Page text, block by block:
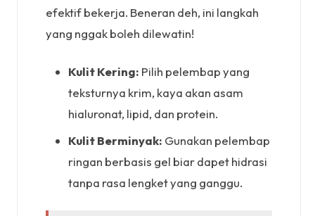
efektif bekerja. Beneran deh, ini langkah
yang nggak boleh dilewatin!
Kulit Kering: Pilih pelembap yang
teksturnya krim, kaya akan asam
hialuronat, lipid, dan protein.
Kulit Berminyak: Gunakan pelembap
ringan berbasis gel biar dapet hidrasi
tanpa rasa lengket yang ganggu.